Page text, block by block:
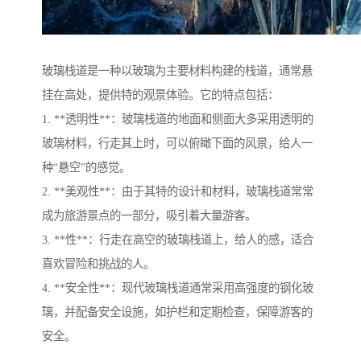
玻璃栈道是一种以玻璃为主要材料构建的栈道，通常悬
挂在高处，提供特的观景体验。它的特点包括：
1. **透明性**：玻璃栈道的地面和侧面大多采用透明的
玻璃材料，行走其上时，可以俯瞰下面的风景，给人一
种“悬空”的感觉。
2. **美观性**：由于其特的设计和材料，玻璃栈道常常
成为旅游景点的一部分，吸引着大量游客。
3. **性**：行走在高空的玻璃栈道上，给人的感，适合
喜欢冒险和挑战的人。
4. **安全性**：现代玻璃栈道通常采用高强度的钢化玻
璃，并配备安全设施，如护栏和定期检查，保障游客的
安全。